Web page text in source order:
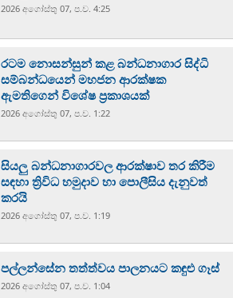
2026 අගෝස්‍තු 07, ප.ව. 4:25
රටම නොසන්සුන් කළ බන්ධනාගාර සිද්ධි
සම්බන්ධයෙන් මහජන ආරක්ෂක
ඇමතිගෙන් විශේෂ ප්‍රකාශයක්
2026 අගෝස්‍තු 07, ප.ව. 1:22
සියලු බන්ධනාගාරවල ආරක්ෂාව තර කිරීම
සඳහා ත්‍රිවිධ හමුදාව හා පොලීසිය දැනුවත්
කරයි
2026 අගෝස්‍තු 07, ප.ව. 1:19
පල්ලන්සේන තත්ත්වය පාලනයට කඳුළු ගෑස්
2026 අගෝස්‍තු 07, ප.ව. 1:04